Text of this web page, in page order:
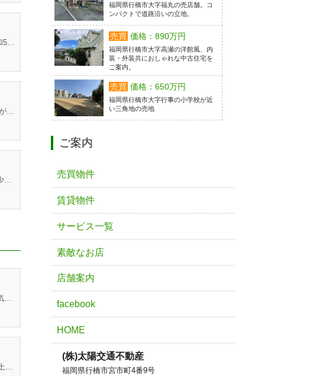
面積：341.81㎡/6DK/ 昭和58年築のどっしりとした日本家屋。屋...
面積：219.15㎡/商業地域が近く、人口増加中のエリア。
店舗としては少し面積は少ないですが、駅前の立地で繁華街なの...
ちょっとしたアウトドア気分を演出するウッドデッキのある住戸...
約1960坪ある広々とした土地に、平成11年築と昭和52年築の建物...
福岡県行橋市大字福丸の売店舗。コ
ンパクトで道路沿いの立地。
売買 価格：890万円
福岡県行橋市大字高瀬の洋館風、内
装・外装共におしゃれな中古住宅を
ご案内。
売買 価格：650万円
福岡県行橋市大字行事の小学校が近
い三角地の売地
ご案内
売買物件
賃貸物件
サービス一覧
素敵なお店
店舗案内
facebook
HOME
(株)太陽交通不動産
福岡県行橋市宮市町4番9号